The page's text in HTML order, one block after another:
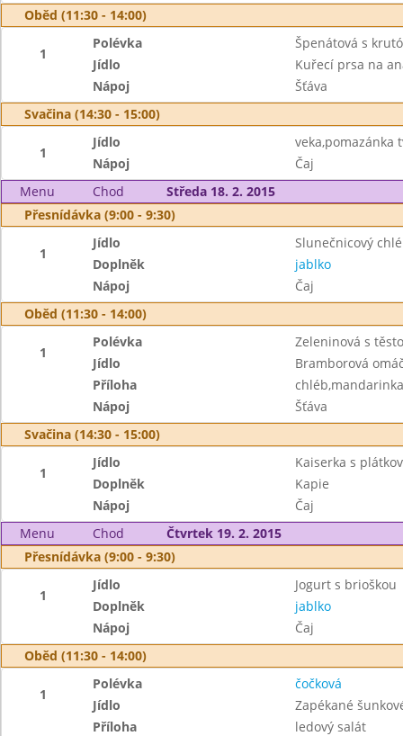
Oběd (11:30 - 14:00)
1
Polévka
Špenátová s
Jídlo
Kuřecí prsa na
Nápoj
Šťáva
Svačina (14:30 - 15:00)
1
Jídlo
veka,pomazánka
Nápoj
Čaj
Menu
Chod
Středa 18. 2. 2015
Přesnídávka (9:00 - 9:30)
1
Jídlo
Slunečnicový
Doplněk
jablko
Nápoj
Čaj
Oběd (11:30 - 14:00)
1
Polévka
Zeleninová s
Jídlo
Bramborová
Příloha
chléb,mandarinka
Nápoj
Šťáva
Svačina (14:30 - 15:00)
1
Jídlo
Kaiserka s
Doplněk
Kapie
Nápoj
Čaj
Menu
Chod
Čtvrtek 19. 2. 2015
Přesnídávka (9:00 - 9:30)
1
Jídlo
Jogurt s brioškou
Doplněk
jablko
Nápoj
Čaj
Oběd (11:30 - 14:00)
1
Polévka
čočková
Jídlo
Zapékané
Příloha
ledový salát